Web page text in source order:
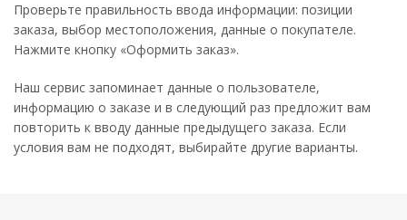
Проверьте правильность ввода информации: позиции
заказа, выбор местоположения, данные о покупателе.
Нажмите кнопку «Оформить заказ».
Наш сервис запоминает данные о пользователе,
информацию о заказе и в следующий раз предложит вам
повторить к вводу данные предыдущего заказа. Если
условия вам не подходят, выбирайте другие варианты.